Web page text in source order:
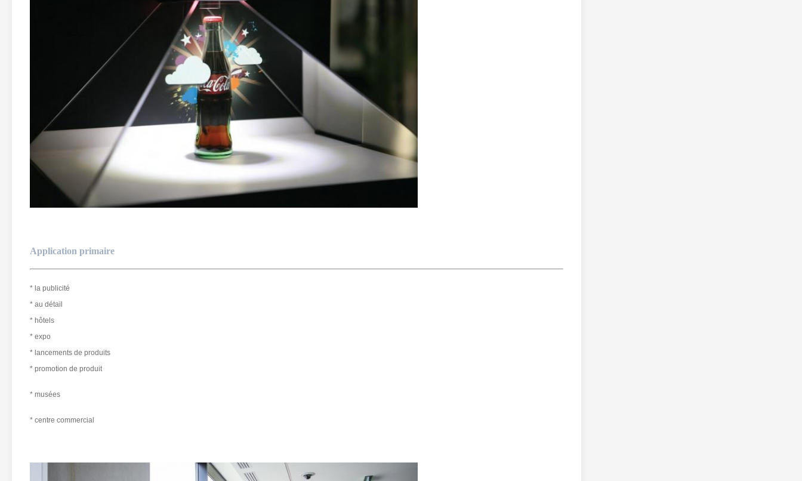
Application primaire
* la publicité
* au détail
* hôtels
* expo
* lancements de produits
* promotion de produit
* musées
* centre commercial